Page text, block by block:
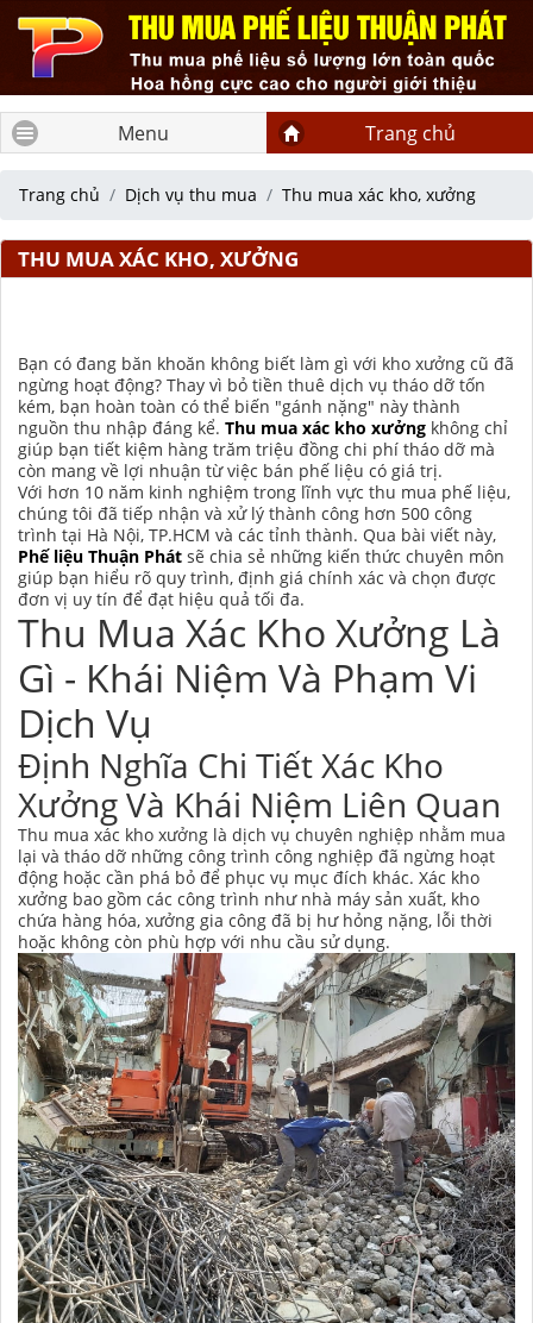
Menu Trang chủ
Trang chủ Dịch vụ thu mua Thu mua xác kho, xưởng
THU MUA XÁC KHO, XƯỞNG
Bạn có đang băn khoăn không biết làm gì với kho xưởng cũ đã
ngừng hoạt động? Thay vì bỏ tiền thuê dịch vụ tháo dỡ tốn
kém, bạn hoàn toàn có thể biến "gánh nặng" này thành
nguồn thu nhập đáng kể. Thu mua xác kho xưởng không chỉ
giúp bạn tiết kiệm hàng trăm triệu đồng chi phí tháo dỡ mà
còn mang về lợi nhuận từ việc bán phế liệu có giá trị.
Với hơn 10 năm kinh nghiệm trong lĩnh vực thu mua phế liệu,
chúng tôi đã tiếp nhận và xử lý thành công hơn 500 công
trình tại Hà Nội, TP.HCM và các tỉnh thành. Qua bài viết này,
Phế liệu Thuận Phát sẽ chia sẻ những kiến thức chuyên môn
giúp bạn hiểu rõ quy trình, định giá chính xác và chọn được
đơn vị uy tín để đạt hiệu quả tối đa.
Thu Mua Xác Kho Xưởng Là
Gì - Khái Niệm Và Phạm Vi
Dịch Vụ
Định Nghĩa Chi Tiết Xác Kho
Xưởng Và Khái Niệm Liên Quan
Thu mua xác kho xưởng là dịch vụ chuyên nghiệp nhằm mua
lại và tháo dỡ những công trình công nghiệp đã ngừng hoạt
động hoặc cần phá bỏ để phục vụ mục đích khác. Xác kho
xưởng bao gồm các công trình như nhà máy sản xuất, kho
chứa hàng hóa, xưởng gia công đã bị hư hỏng nặng, lỗi thời
hoặc không còn phù hợp với nhu cầu sử dụng.